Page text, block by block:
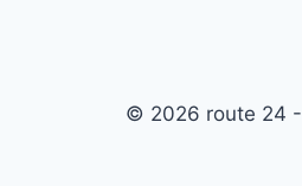
© 2026 route 24 -